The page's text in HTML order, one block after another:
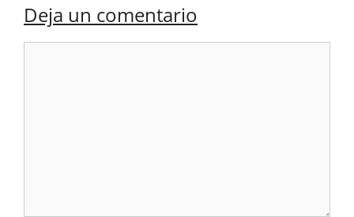
Deja un comentario